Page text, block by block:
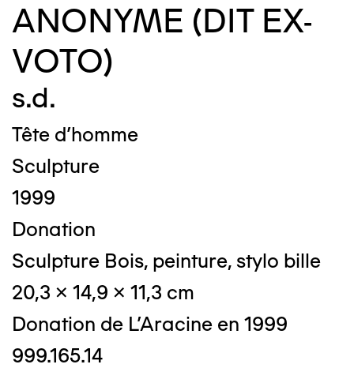
ANONYME (DIT EX-
VOTO)
s.d.
Tête d'homme
Sculpture
1999
Donation
Sculpture Bois, peinture, stylo bille
20,3 x 14,9 x 11,3 cm
Donation de L'Aracine en 1999
999.165.14